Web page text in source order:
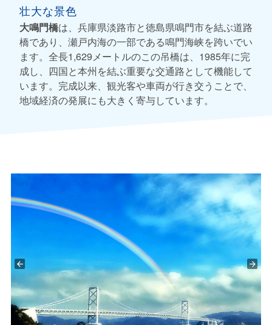
壮大な景色
大鳴門橋は、兵庫県淡路市と徳島県鳴門市を結ぶ道路
橋であり、瀬戸内海の一部である鳴門海峡を跨いでい
ます。全長1,629メートルのこの吊橋は、1985年に完
成し、四国と本州を結ぶ重要な交通路として機能して
います。完成以来、観光客や車両が行き交うことで、
地域経済の発展にも大きく寄与しています。